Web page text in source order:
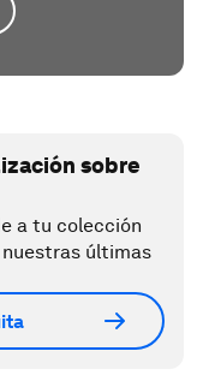
sobre
a tu colección
últimas